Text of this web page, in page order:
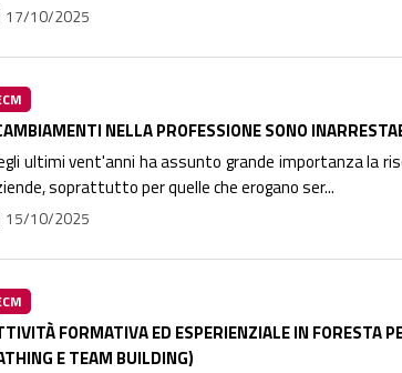
17/10/2025
NELLA PROFESSIONE SONO
ultimi vent'anni ha assunto grande importanza la
soprattutto per quelle che erogano ser...
15/10/2025
FORMATIVA ED ESPERIENZIALE IN FORESTA
E TEAM BUILDING)